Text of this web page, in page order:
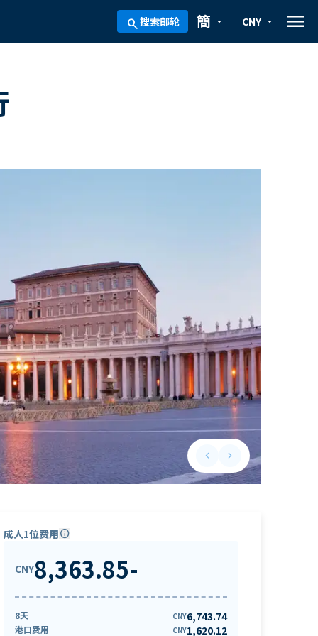
search搜索邮轮 arrow_drop_down
簡 arrow_drop_down
CNY menu
keyboard_arrow_leftPrevious slide
keyboard_arrow_rightNext slide
成人1位费用info
CNY8,363.85-
8天 CNY6,743.74
港口费用 CNY1,620.12